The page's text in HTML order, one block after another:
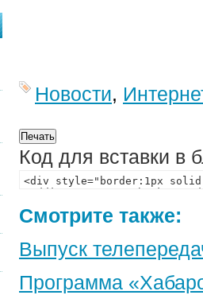
Новости,
Код для вставки в
Смотрите также:
Выпуск
Программа